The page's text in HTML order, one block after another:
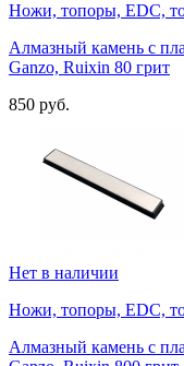
Ножи, топоры, EDC,
Алмазный камень с
Ganzo, Ruixin 80 грит
850 руб.
Нет в наличии
Ножи, топоры, EDC,
Алмазный камень с